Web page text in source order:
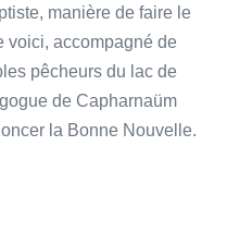
manière de faire le
voici, accompagné de
pêcheurs du lac de
de Capharnaüm
la Bonne Nouvelle.